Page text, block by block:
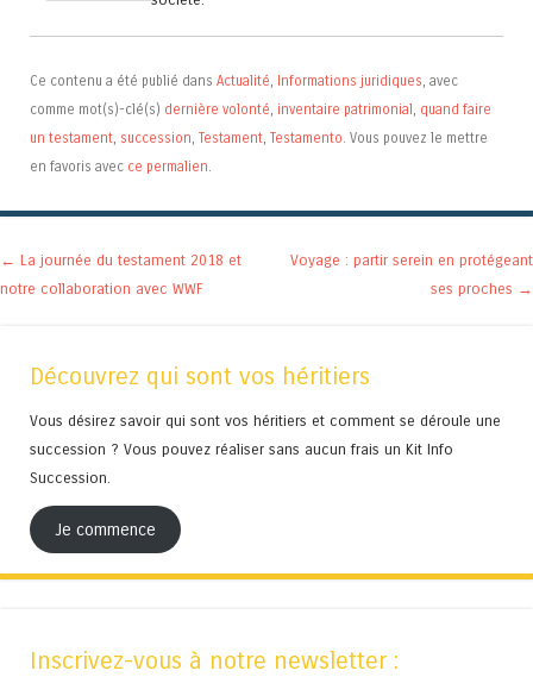
Ce contenu a été publié dans Actualité, Informations juridiques, avec
comme mot(s)-clé(s) dernière volonté, inventaire patrimonial, quand faire
un testament, succession, Testament, Testamento. Vous pouvez le mettre
en favoris avec ce permalien.
Navigation des articles
← La journée du testament 2018 et
notre collaboration avec WWF
Voyage : partir serein en protégeant
ses proches →
Découvrez qui sont vos héritiers
Vous désirez savoir qui sont vos héritiers et comment se déroule une
succession ? Vous pouvez réaliser sans aucun frais un Kit Info
Succession.
Je commence
Inscrivez-vous à notre newsletter :